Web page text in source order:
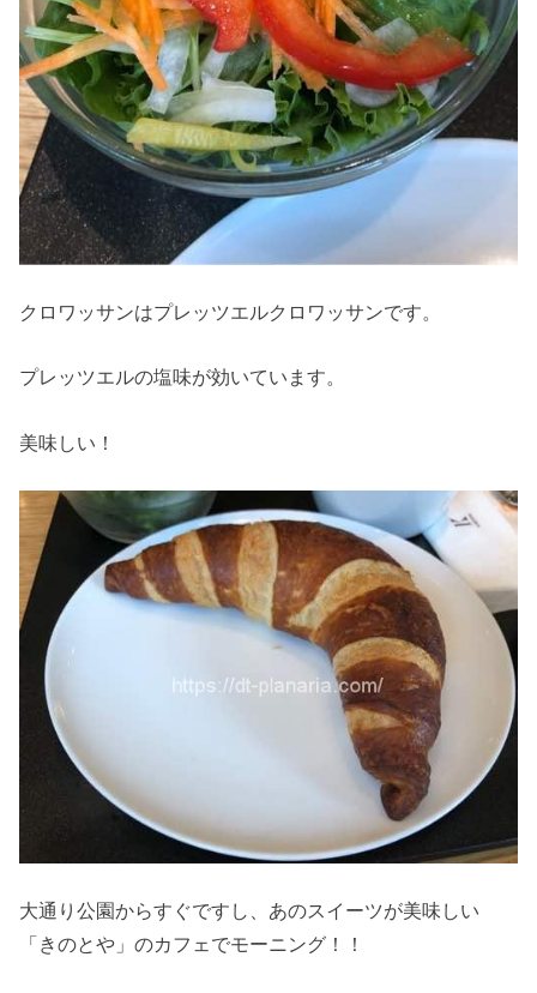
クロワッサンはプレッツエルクロワッサンです。
プレッツエルの塩味が効いています。
美味しい！
大通り公園からすぐですし、あのスイーツが美味しい
「きのとや」のカフェでモーニング！！